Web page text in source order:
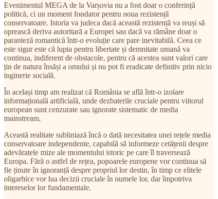
Evenimentul MEGA de la Varșovia nu a fost doar o conferință
politică, ci un moment fondator pentru noua rezistență
conservatoare. Istoria va judeca dacă această rezistență va reuși să
oprească deriva autoritară a Europei sau dacă va rămâne doar o
paranteză romantică într-o evoluție care pare inevitabilă. Ceea ce
este sigur este că lupta pentru libertate și demnitate umană va
continua, indiferent de obstacole, pentru că acestea sunt valori care
țin de natura însăși a omului și nu pot fi eradicate definitiv prin nicio
inginerie socială.
În același timp am realizat că România se află într-o izolare
informațională artificială, unde dezbaterile cruciale pentru viitorul
european sunt cenzurate sau ignorate sistematic de media
mainstream.
Această realitate subliniază încă o dată necesitatea unei rețele media
conservatoare independente, capabilă să informeze cetățenii despre
adevăratele mize ale momentului istoric pe care îl traversează
Europa. Fără o astfel de rețea, popoarele europene vor continua să
fie ținute în ignoranță despre propriul lor destin, în timp ce elitele
oligarhice vor lua decizii cruciale în numele lor, dar împotriva
intereselor lor fundamentale.